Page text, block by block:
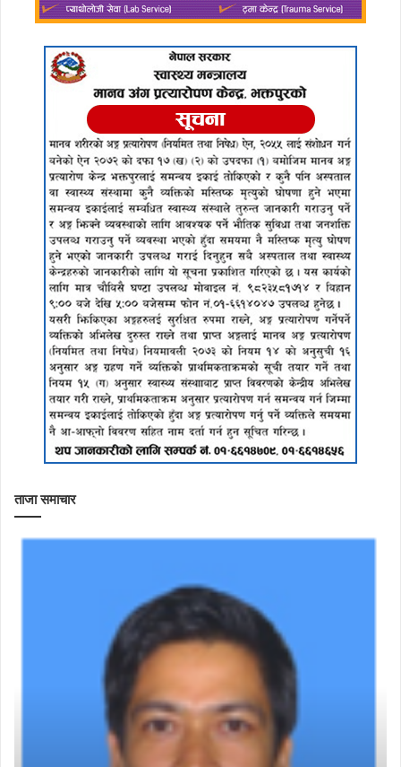
ताजा समाचार